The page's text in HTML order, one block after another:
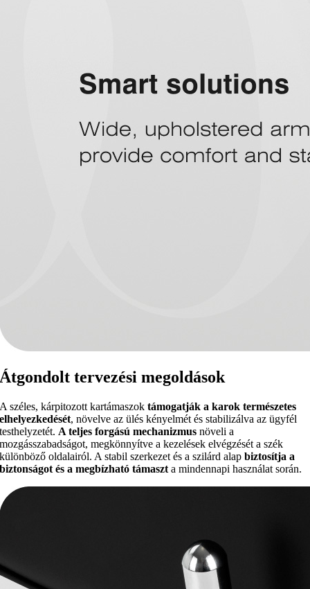
Átgondolt tervezési megoldások
A széles, kárpitozott kartámaszoktámogatják a karok természetes
elhelyezkedését, növelve az ülés kényelmét és stabilizálva az ügyfél
testhelyzetét. A teljes forgású mechanizmus növeli a
mozgásszabadságot, megkönnyítve a kezelések elvégzését a szék
különböző oldalairól. A stabil szerkezet és a szilárd alap biztosítja a
biztonságot és a megbízható támaszt a mindennapi használat során.